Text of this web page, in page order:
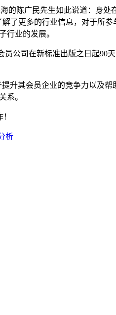
的陈广民先生如此说道：身
了更多的行业信息，对于所
行业的发展。
公司在新标准出版之日起
升其会员企业的竞争力以及
系。
析